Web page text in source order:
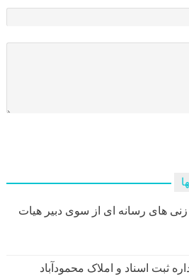
زنی های رسانه ای از سوی دبیر هیات
ثبت اسناد و املاک محمودآباد